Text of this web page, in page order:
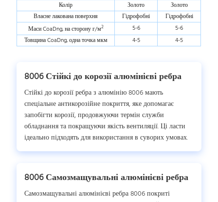
Колір
Золото
Золото
Власне лакована поверхня
Гідрофобні
Гідрофобні
Маси CoaDng, на сторону г/м2 5-6
5-6
Товщина CoaDng, одна точка мкм
4-5 4-5
8006 Стійкі до корозії алюмінієві ребра
Стійкі до корозії ребра з алюмінію 8006 мають
спеціальне антикорозійне покриття, яке допомагає
запобігти корозії, продовжуючи термін служби
обладнання та покращуючи якість вентиляції. Ці ласти
ідеально підходять для використання в суворих умовах.
8006 Самозмащувальні алюмінієві ребра
Самозмащувальні алюмінієві ребра 8006 покриті